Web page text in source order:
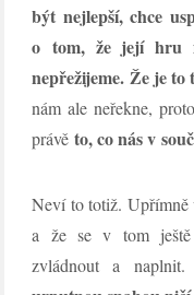
být nejlepší, chce
o tom, že její hru
nepřežijeme. Že je
nám ale neřekne,
právěto, co nás v
Neví to totiž. Upřímně
a že se v tom ještě
zvládnout a naplnit.